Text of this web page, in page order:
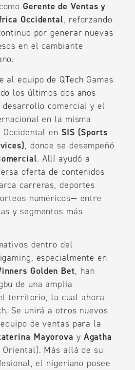
Gerente de Ventas y
Occidental, reforzando
por generar nuevas
en el cambiante
al equipo de QTech Games
los últimos dos años
desarrollo comercial y el
en la misma
en SIS (Sports
, donde se desempeñó
. Allí ayudó a
oferta de contenidos
carreras, deportes
numéricos— entre
y segmentos más
dentro del
especialmente en
Golden Bet, han
de una amplia
territorio, la cual ahora
Se unirá a otros nuevos
de ventas para la
Mayorova y Agatha
Oriental). Más allá de su
el nigeriano posee